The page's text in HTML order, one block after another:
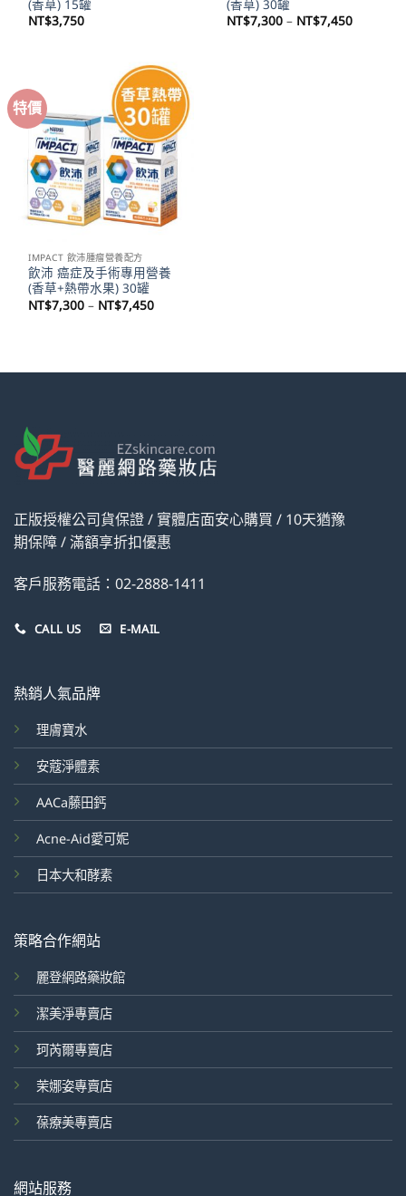
(香草) 15罐
NT$3,750
(香草) 30罐
NT$7,300 – NT$7,450價
特價
IMPACT 飲沛腫瘤營養配方
飲沛 癌症及手術專用營養
(香草+熱帶水果) 30罐
NT$7,300 – NT$7,450價
NT$7,450
正版授權公司貨保證 / 實體店面安心購買 / 10天猶豫
期保障 / 滿額享折扣優惠
客戶服務電話：02-2888-1411
CALL US E-MAIL
熱銷人氣品牌
理膚寶水
安蔻淨體素
AACa藤田鈣
Acne-Aid愛可妮
日本大和酵素
策略合作網站
麗登網路藥妝館
潔美淨專賣店
珂芮爾專賣店
茉娜姿專賣店
葆療美專賣店
網站服務